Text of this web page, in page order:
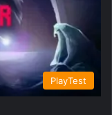
PlayTest